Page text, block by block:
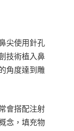
尖使用針孔
技術植入鼻
角度達到雕
會搭配注射
念，填充物